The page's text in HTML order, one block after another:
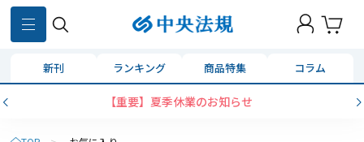
新刊 ランキング 商品特集 コラム
【重要】夏季休業のお知らせ